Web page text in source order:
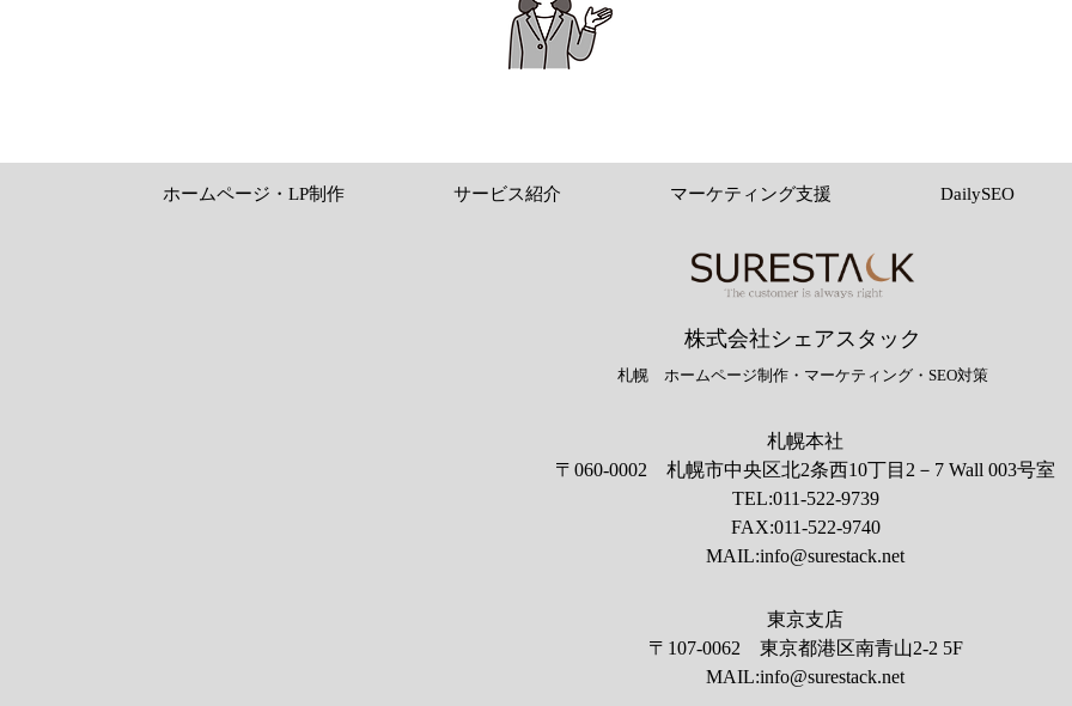
ホームページ・LP制作 サービス紹介 マーケティング支援 DailySEO
株式会社シェアスタック
​札幌 ホームページ制作・マーケティング・SEO対策
札幌本社
〒060-0002 札幌市中央区北2条西10丁目2－7 Wall 003号室
TEL:011-522-9739
FAX:011-522-9740
MAIL:info@surestack.net
東京支店
〒107-0062 東京都港区南青山2-2 5F
MAIL:info@surestack.net